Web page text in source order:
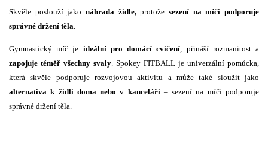
Skvěle poslouží jako náhrada židle,protožesezení na míči podporuje
správné držení těla
Gymnastický míč je ideální pro domácí cvičení , přináší rozmanitost a
zapojuje téměř všechny svaly . Spokey FITBALL je univerzální pomůcka,
která skvěle podporuje rozvojovou aktivitu a může také sloužit jako
alternativa k židli doma nebo v kanceláři – sezení na míči podporuje
správné držení těla.